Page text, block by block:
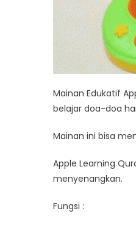
Mainan Edukatif
belajar doa-doa
Mainan ini bisa
Apple Learning
menyenangkan.
Fungsi :